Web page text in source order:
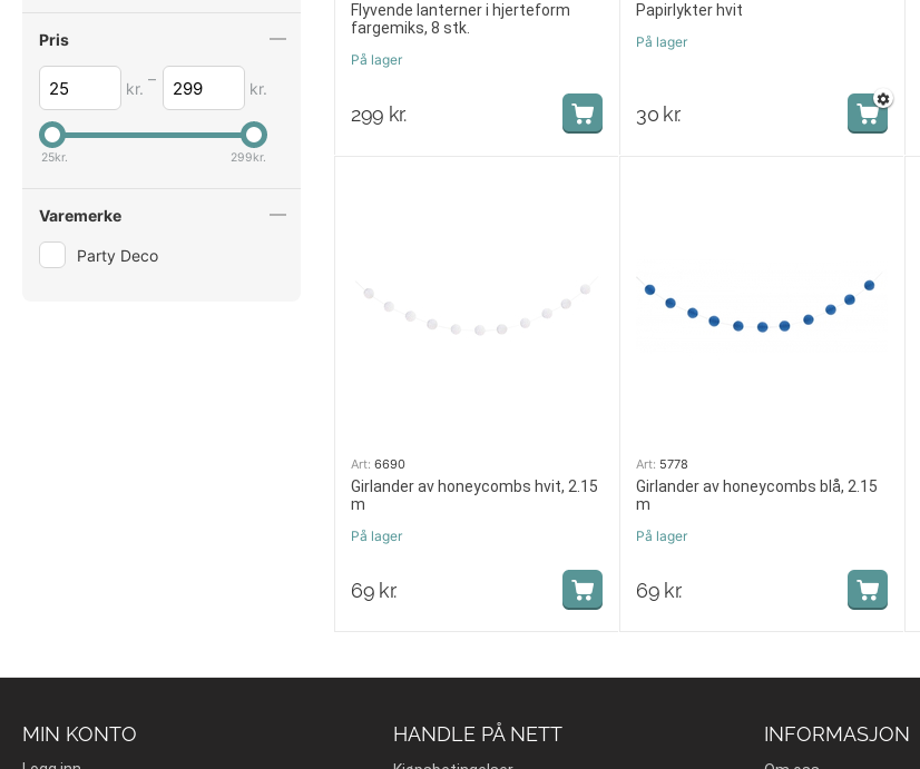
Flyvende lanterner i hjerteform
fargemiks, 8 stk.
På lager
299 kr.
Papirlykter hvit
På lager
30 kr.
Art: 6690
Girlander av honeycombs hvit, 2.15
m
På lager
69 kr.
Art: 5778
Girlander av honeycombs blå, 2.15
m
På lager
69 kr.
Pris
kr. – kr.
25kr. 299kr.
Varemerke
Party Deco
MIN KONTO HANDLE PÅ NETT INFORMASJON